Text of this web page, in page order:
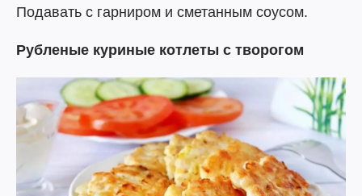
Подавать с гарниром и сметанным соусом.
Рубленые куриные котлеты с творогом